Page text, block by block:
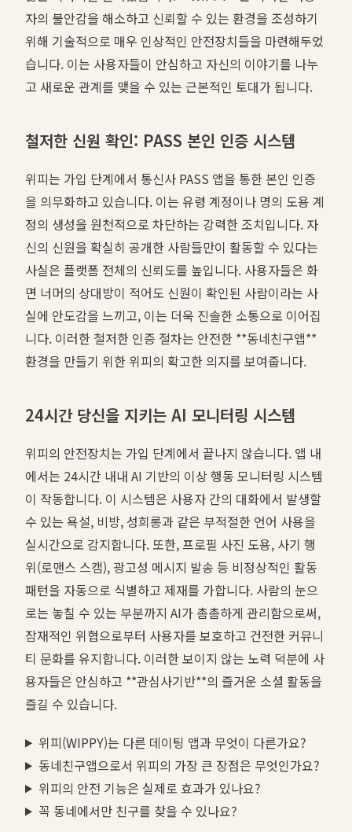
자의 불안감을 해소하고 신뢰할 수 있는 환경을 조성하기
위해 기술적으로 매우 인상적인 안전장치들을 마련해두었
습니다. 이는 사용자들이 안심하고 자신의 이야기를 나누
고 새로운 관계를 맺을 수 있는 근본적인 토대가 됩니다.
철저한 신원 확인: PASS 본인 인증 시스템
위피는 가입 단계에서 통신사 PASS 앱을 통한 본인 인증
을 의무화하고 있습니다. 이는 유령 계정이나 명의 도용 계
정의 생성을 원천적으로 차단하는 강력한 조치입니다. 자
신의 신원을 확실히 공개한 사람들만이 활동할 수 있다는
사실은 플랫폼 전체의 신뢰도를 높입니다. 사용자들은 화
면 너머의 상대방이 적어도 신원이 확인된 사람이라는 사
실에 안도감을 느끼고, 이는 더욱 진솔한 소통으로 이어집
니다. 이러한 철저한 인증 절차는 안전한 **동네친구앱**
환경을 만들기 위한 위피의 확고한 의지를 보여줍니다.
24시간 당신을 지키는 AI 모니터링 시스템
위피의 안전장치는 가입 단계에서 끝나지 않습니다. 앱 내
에서는 24시간 내내 AI 기반의 이상 행동 모니터링 시스템
이 작동합니다. 이 시스템은 사용자 간의 대화에서 발생할
수 있는 욕설, 비방, 성희롱과 같은 부적절한 언어 사용을
실시간으로 감지합니다. 또한, 프로필 사진 도용, 사기 행
위(로맨스 스캠), 광고성 메시지 발송 등 비정상적인 활동
패턴을 자동으로 식별하고 제재를 가합니다. 사람의 눈으
로는 놓칠 수 있는 부분까지 AI가 촘촘하게 관리함으로써,
잠재적인 위협으로부터 사용자를 보호하고 건전한 커뮤니
티 문화를 유지합니다. 이러한 보이지 않는 노력 덕분에 사
용자들은 안심하고 **관심사기반**의 즐거운 소셜 활동을
즐길 수 있습니다.
위피(WIPPY)는 다른 데이팅 앱과 무엇이 다른가요?
동네친구앱으로서 위피의 가장 큰 장점은 무엇인가요?
위피의 안전 기능은 실제로 효과가 있나요?
꼭 동네에서만 친구를 찾을 수 있나요?